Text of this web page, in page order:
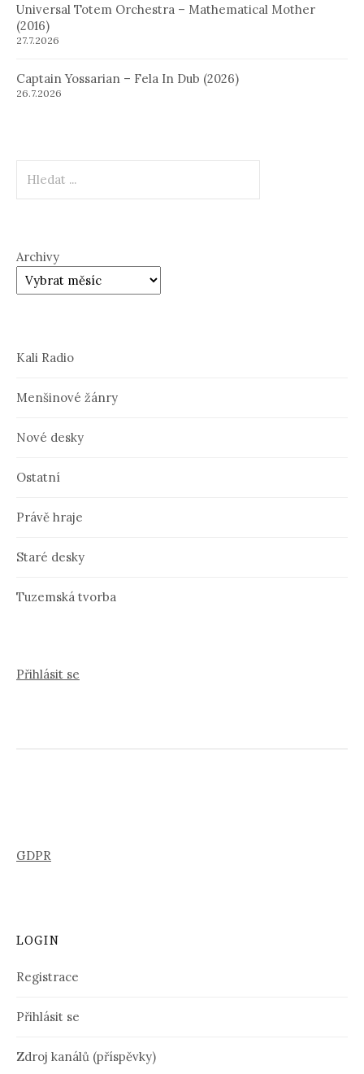
Universal Totem Orchestra – Mathematical Mother
(2016)
27.7.2026
Captain Yossarian – Fela In Dub (2026)
26.7.2026
Archivy
Kali Radio
Menšinové žánry
Nové desky
Ostatní
Právě hraje
Staré desky
Tuzemská tvorba
Přihlásit se
GDPR
LOGIN
Registrace
Přihlásit se
Zdroj kanálů (příspěvky)